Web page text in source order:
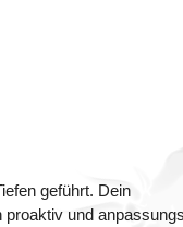
geführt. Dein
und